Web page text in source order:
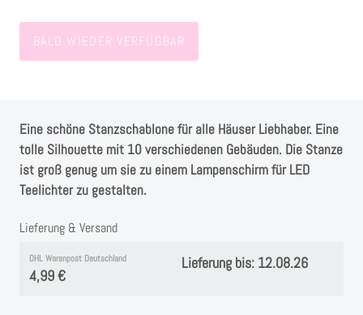
Herbst
SALE
Instagram
BALD WIEDER VERFÜGBAR
Eine schöne Stanzschablone für alle Häuser Liebhaber. Eine
tolle Silhouette mit 10 verschiedenen Gebäuden. Die Stanze
ist groß genug um sie zu einem Lampenschirm für LED
Teelichter zu gestalten.
Lieferung & Versand
DHL Warenpost Deutschland
4,99 €
Lieferung bis: 12.08.26